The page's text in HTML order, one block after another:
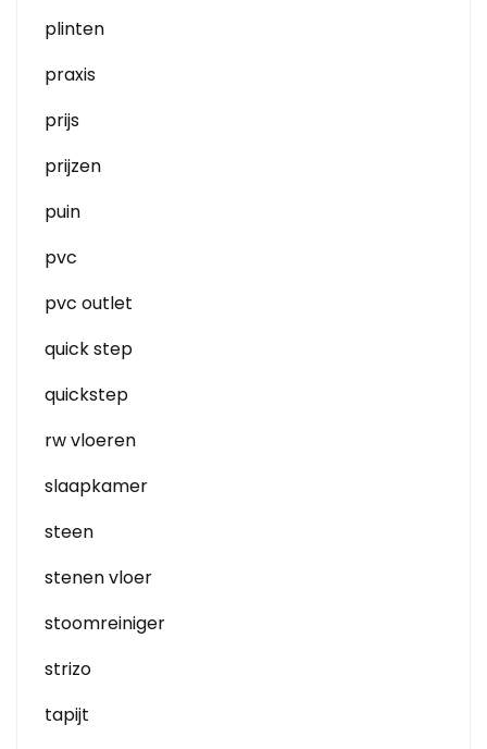
plinten
praxis
prijs
prijzen
puin
pvc
pvc outlet
quick step
quickstep
rw vloeren
slaapkamer
steen
stenen vloer
stoomreiniger
strizo
tapijt